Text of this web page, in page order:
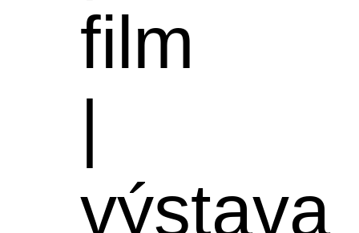
film
|
výstava